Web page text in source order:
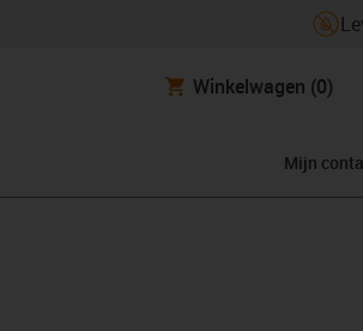
Winkelwagen (0)
Mijn